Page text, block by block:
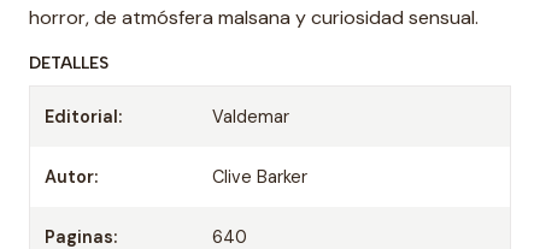
horror, de atmósfera malsana y curiosidad sensual.
DETALLES
Editorial: Valdemar
Autor: Clive Barker
Paginas: 640